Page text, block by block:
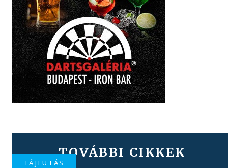
TOVÁBBI CIKKEK
TÁJFUTÁS